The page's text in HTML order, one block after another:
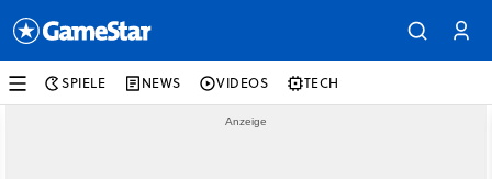
SPIELE NEWS VIDEOS TECH